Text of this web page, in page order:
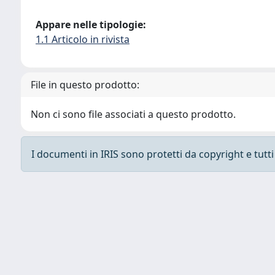
Appare nelle tipologie:
1.1 Articolo in rivista
File in questo prodotto:
Non ci sono file associati a questo prodotto.
I documenti in IRIS sono protetti da copyright e